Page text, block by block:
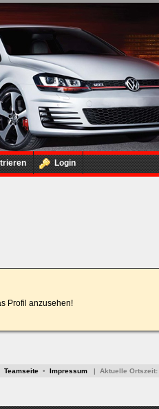
Login
Profil anzusehen!
Teamseite • Impressum | Aktuelle Ortszeit: